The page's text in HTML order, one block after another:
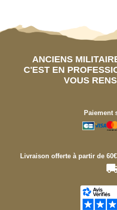
ANCIENS
C'EST EN
VOUS
Paiement
Livraison offerte à partir de